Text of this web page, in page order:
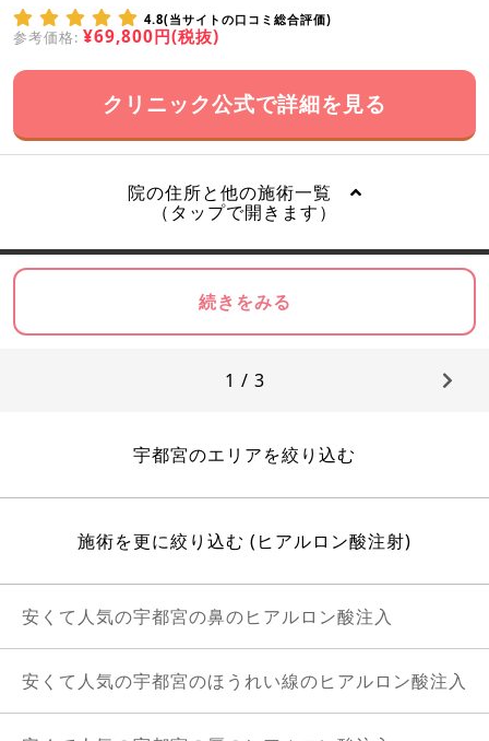
4.8(当サイトの口コミ総合評価)
参考価格: ¥69,800円(税抜)
クリニック公式で詳細を見る
院の住所と他の施術一覧
（タップで開きます）
続きをみる
1 / 3
宇都宮のエリアを絞り込む
施術を更に絞り込む (ヒアルロン酸注射)
安くて人気の宇都宮の鼻のヒアルロン酸注入
安くて人気の宇都宮のほうれい線のヒアルロン酸注入